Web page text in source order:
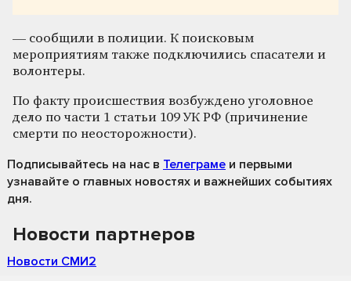
— сообщили в полиции. К поисковым
мероприятиям также подключились спасатели и
волонтеры.
По факту происшествия возбуждено уголовное
дело по части 1 статьи 109 УК РФ (причинение
смерти по неосторожности).
Подписывайтесь на нас в Телеграме и первыми
узнавайте о главных новостях и важнейших событиях
дня.
Новости партнеров
Новости СМИ2